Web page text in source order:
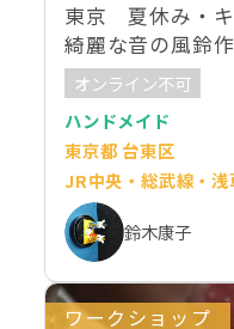
東京 夏休み・キ
綺麗な音の風鈴
オンライン不可
ハンドメイド
東京都 台東区
JR中央・総武線・浅
鈴木康子
ワークショップ